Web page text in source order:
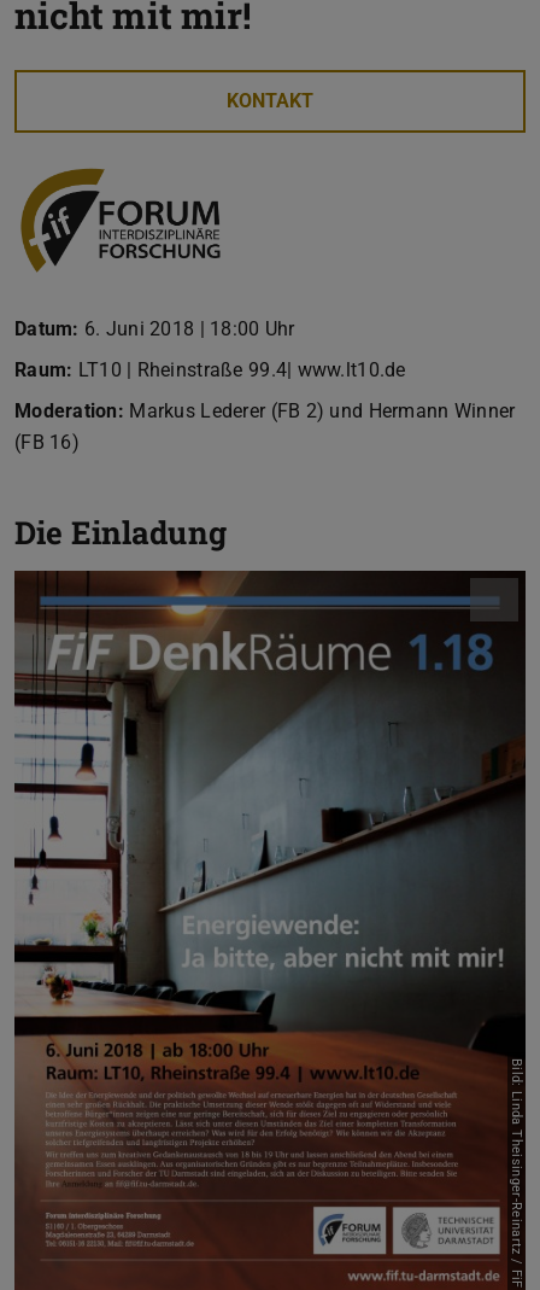
nicht mit mir!
KONTAKT
Datum: 6. Juni 2018 | 18:00 Uhr
Raum: LT10 | Rheinstraße 99.4| www.lt10.de
Moderation: Markus Lederer (FB 2) und Hermann Winner
(FB 16)
Die Einladung
Bild: Linda Theisinger-Reinartz / FiF